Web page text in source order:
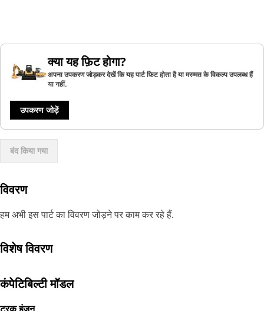
क्या यह फ़िट होगा?
अपना उपकरण जोड़कर देखें कि यह पार्ट फ़िट होता है या मरम्मत के विकल्प उपलब्ध हैं
या नहीं.
उपकरण जोड़ें
बंद किया गया
विवरण
हम अभी इस पार्ट का विवरण जोड़ने पर काम कर रहे हैं.
विशेष विवरण
कंपेटिबिल्टी मॉडल